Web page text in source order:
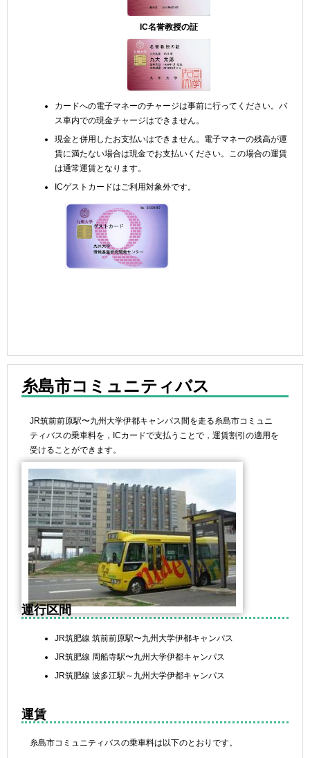
IC名誉教授の証
カードへの電子マネーのチャージは事前に行ってください。バ
ス車内での現金チャージはできません。
現金と併用したお支払いはできません。電子マネーの残高が運
賃に満たない場合は現金でお支払いください。この場合の運賃
は通常運賃となります。
ICゲストカードはご利用対象外です。
糸島市コミュニティバス
JR筑前前原駅〜九州大学伊都キャンパス間を走る糸島市コミュニ
ティバスの乗車料を，ICカードで支払うことで，運賃割引の適用を
受けることができます。
運行区間
JR筑肥線 筑前前原駅〜九州大学伊都キャンパス
JR筑肥線 周船寺駅〜九州大学伊都キャンパス
JR筑肥線 波多江駅～九州大学伊都キャンパス
運賃
糸島市コミュニティバスの乗車料は以下のとおりです。